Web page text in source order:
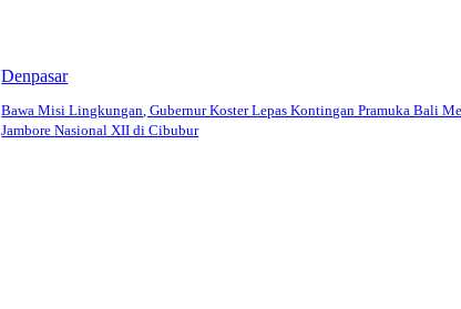
Denpasar
Bawa Misi Lingkungan, Gubernur Koster Lepas Kontingan Pramuka Bali
Jambore Nasional XII di Cibubur